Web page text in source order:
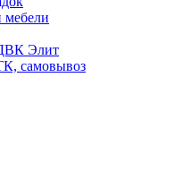
мебели
Элит
самовывоз